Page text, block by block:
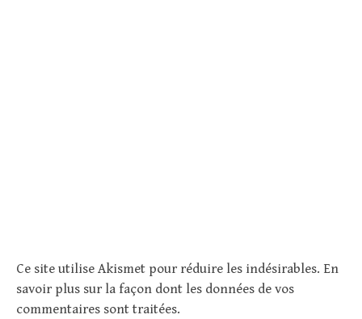
Ce site utilise Akismet pour réduire les indésirables. En
savoir plus sur la façon dont les données de vos
commentaires sont traitées.